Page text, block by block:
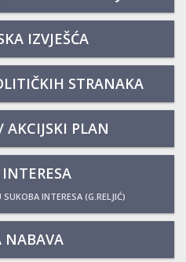
IZVJEŠĆA
STRANAKA
AKCIJSKI PLAN
INTERESA (G.RELJIĆ)
NABAVA